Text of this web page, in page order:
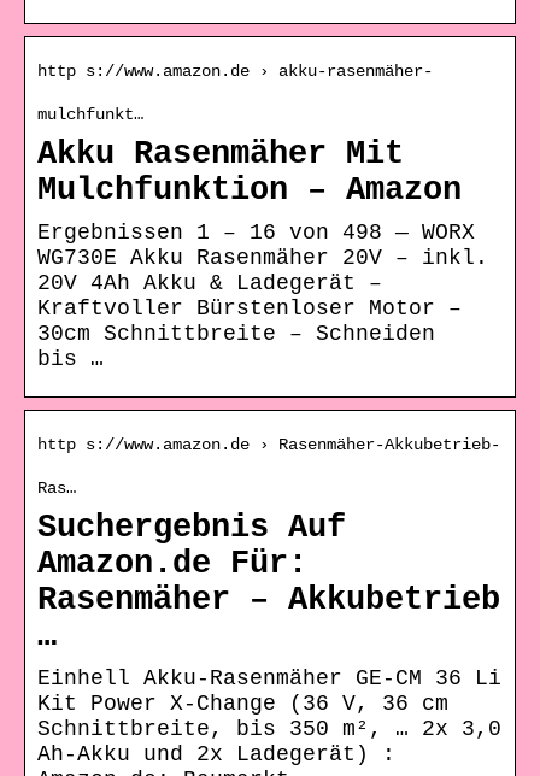
http s://www.amazon.de › akku-rasenmäher-
mulchfunkt…
Akku Rasenmäher Mit
Mulchfunktion – Amazon
Ergebnissen 1 – 16 von 498 — WORX
WG730E Akku Rasenmäher 20V – inkl.
20V 4Ah Akku & Ladegerät –
Kraftvoller Bürstenloser Motor –
30cm Schnittbreite – Schneiden
bis …
http s://www.amazon.de › Rasenmäher-Akkubetrieb-
Ras…
Suchergebnis Auf
Amazon.de Für:
Rasenmäher – Akkubetrieb
…
Einhell Akku-Rasenmäher GE-CM 36 Li
Kit Power X-Change (36 V, 36 cm
Schnittbreite, bis 350 m², … 2x 3,0
Ah-Akku und 2x Ladegerät) :